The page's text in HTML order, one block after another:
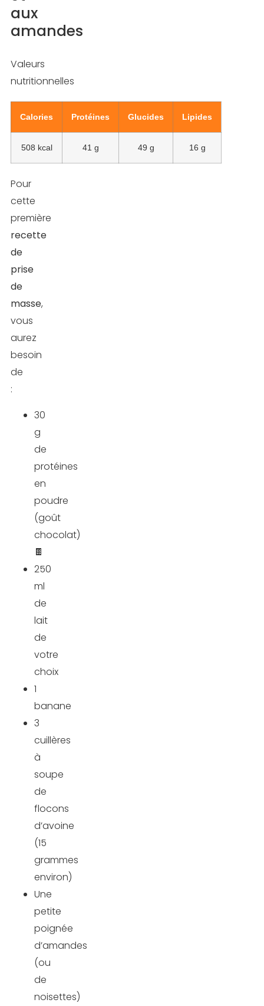
Quand
consommer
shaker
de
prise
de
Conclusion
FAQ
aux
amandes
Valeurs
nutritionnelles
Calories Protéines Glucides Lipides
508 kcal 41 g 49 g 16 g
Pour
cette
première
recette
de
prise
de
masse,
vous
aurez
besoin
de
:
30
g
de
protéines
en
poudre
(goût
chocolat)
🍫
250
ml
de
lait
de
votre
choix
1
banane
3
cuillères
à
soupe
de
flocons
d’avoine
(15
grammes
environ)
Une
petite
poignée
d’amandes
(ou
de
noisettes)